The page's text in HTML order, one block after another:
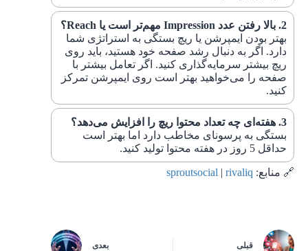
بالا رفتن عدد Impression مهم‌تر است یا Reach؟
بهتر بودن ایمپرشن یا ریچ بستگی به استراتژی شما
دارد. اگر به دنبال رشد صفحه خود هستید، باید روی
ریچ بیشتر سرمایه‌گذاری کنید. اگر تعامل بیشتر با
صفحه را می‌خواهید بهتر است روی ایمپرشن تمرکز
کنید.
هفته‌ای چه تعداد محتوا ریچ را افزایش می‌دهد؟
بستگی به پرسونای مخاطب دارد اما بهتر است
حداقل 5 روز در هفته محتوا تولید کنید.
🔗 منابع: sproutsocial | rivaliq
قبلی بعدی